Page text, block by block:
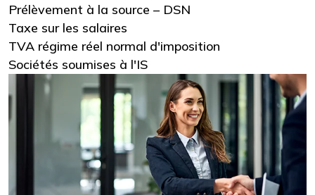
Prélèvement à la source – DSN
Taxe sur les salaires
TVA régime réel normal d'imposition
Sociétés soumises à l'IS